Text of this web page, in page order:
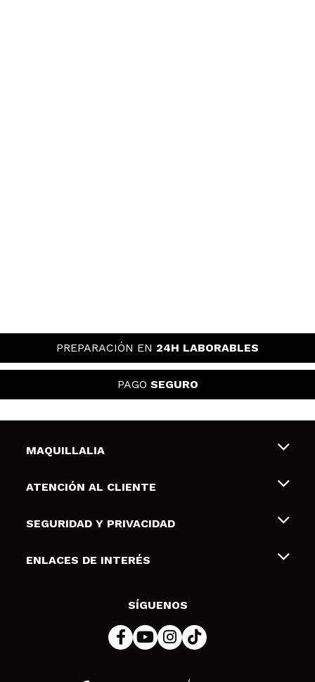
PREPARACIÓN EN 24H LABORABLES
PAGO SEGURO
MAQUILLALIA
Sobre nosotros
Tarjetas de Regalo
ATENCIÓN AL CLIENTE
Envíos y devoluciones
Formas de pago
SEGURIDAD Y PRIVACIDAD
Terminos y condiciones de uso
Política de cookies
ENLACES DE INTERÉS
SÍGUENOS